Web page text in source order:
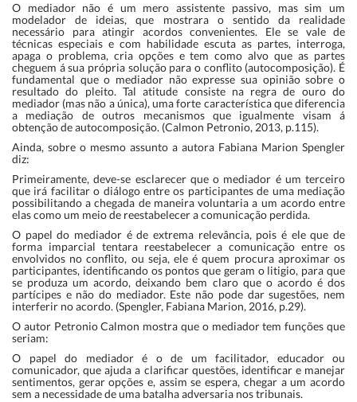
O mediador não é um mero assistente passivo, mas sim um
modelador de ideias, que mostrara o sentido da realidade
necessário para atingir acordos convenientes. Ele se vale de
técnicas especiais e com habilidade escuta as partes, interroga,
apaga o problema, cria opções e tem como alvo que as partes
cheguem á sua própria solução para o conflito (autocomposição). É
fundamental que o mediador não expresse sua opinião sobre o
resultado do pleito. Tal atitude consiste na regra de ouro do
mediador (mas não a única), uma forte característica que diferencia
a mediação de outros mecanismos que igualmente visam á
obtenção de autocomposição. (Calmon Petronio, 2013, p.115).
Ainda, sobre o mesmo assunto a autora Fabiana Marion Spengler
diz:
Primeiramente, deve-se esclarecer que o mediador é um terceiro
que irá facilitar o diálogo entre os participantes de uma mediação
possibilitando a chegada de maneira voluntaria a um acordo entre
elas como um meio de reestabelecer a comunicação perdida.
O papel do mediador é de extrema relevância, pois é ele que de
forma imparcial tentara reestabelecer a comunicação entre os
envolvidos no conflito, ou seja, ele é quem procura aproximar os
participantes, identificando os pontos que geram o litigio, para que
se produza um acordo, deixando bem claro que o acordo é dos
partícipes e não do mediador. Este não pode dar sugestões, nem
interferir no acordo. (Spengler, Fabiana Marion, 2016, p.29).
O autor Petronio Calmon mostra que o mediador tem funções que
seriam:
O papel do mediador é o de um facilitador, educador ou
comunicador, que ajuda a clarificar questões, identificar e manejar
sentimentos, gerar opções e, assim se espera, chegar a um acordo
sem a necessidade de uma batalha adversaria nos tribunais.